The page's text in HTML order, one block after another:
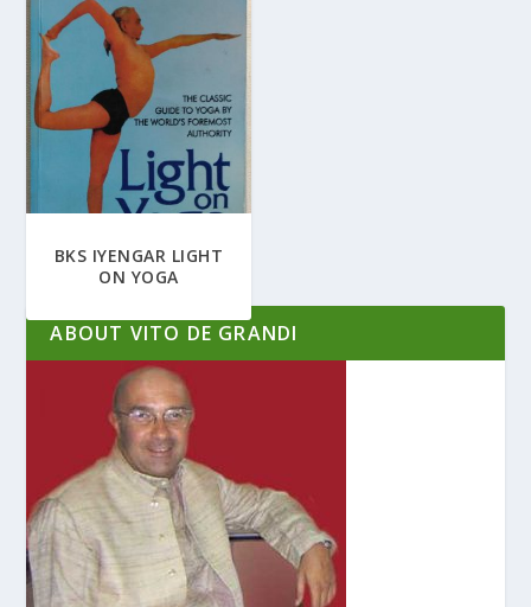
BKS IYENGAR LIGHT
ON YOGA
ABOUT VITO DE GRANDI